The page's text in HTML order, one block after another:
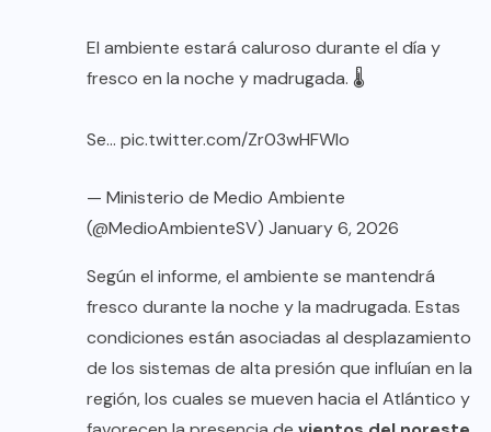
El ambiente estará caluroso durante el día y
fresco en la noche y madrugada. 🌡
Se… pic.twitter.com/Zr03wHFWlo
— Ministerio de Medio Ambiente
(@MedioAmbienteSV) January 6, 2026
Según el informe, el ambiente se mantendrá
fresco durante la noche y la madrugada. Estas
condiciones están asociadas al desplazamiento
de los sistemas de alta presión que influían en la
región, los cuales se mueven hacia el Atlántico y